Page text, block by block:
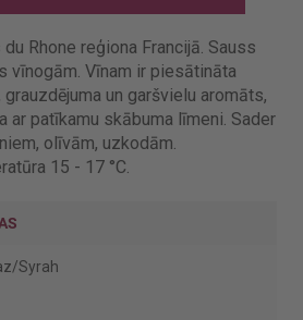
Rhone reģiona Francijā. Sauss
vīnogām. Vīnam ir piesātināta
grauzdējuma un garšvielu aromāts,
ar patīkamu skābuma līmeni. Sader
olīvām, uzkodām.
15 - 17 °C.
Syrah